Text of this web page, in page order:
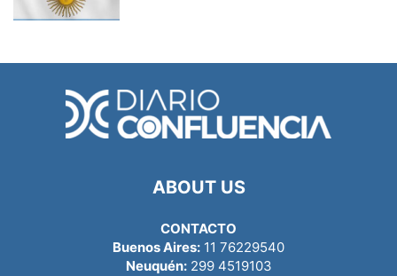
ABOUT US
CONTACTO
Buenos Aires: 11 76229540
Neuquén:299 4519103